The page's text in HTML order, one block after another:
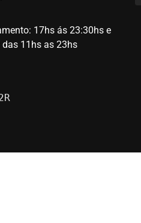
17hs ás 23:30hs e
11hs as 23hs